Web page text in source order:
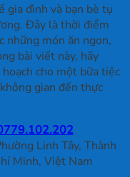
gia đình và bạn bè tụ
Đây là thời điểm
những món ăn ngon,
bài viết này, hãy
cho một bữa tiệc
gian đến thực
Linh Tây, Thành
Minh, Việt Nam